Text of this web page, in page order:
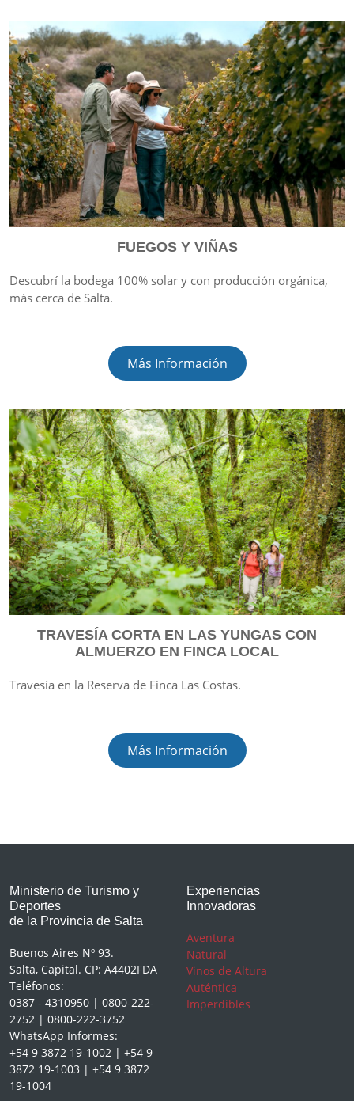
FUEGOS Y VIÑAS
Descubrí la bodega 100% solar y con producción orgánica,
más cerca de Salta.
Más Información
TRAVESÍA CORTA EN LAS YUNGAS CON
ALMUERZO EN FINCA LOCAL
Travesía en la Reserva de Finca Las Costas.
Más Información
Ministerio de Turismo y
Deportes
de la Provincia de Salta
Buenos Aires Nº 93.
Salta, Capital. CP: A4402FDA
Teléfonos:
0387 - 4310950 | 0800-222-
2752 | 0800-222-3752
WhatsApp Informes:
+54 9 3872 19-1002 | +54 9
3872 19-1003 | +54 9 3872
19-1004
Experiencias
Innovadoras
Aventura
Natural
Vinos de Altura
Auténtica
Imperdibles